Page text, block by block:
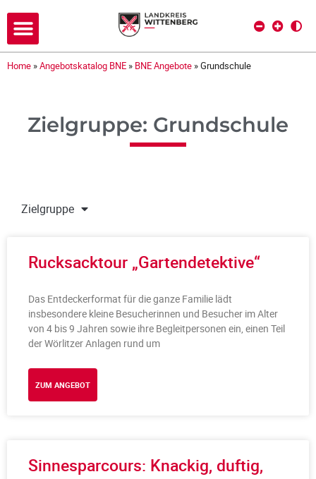
Home »Angebotskatalog BNE » BNE Angebote »Grundschule
Zielgruppe: Grundschule
Zielgruppe
Rucksacktour „Gartendetektive“
Das Entdeckerformat für die ganze Familie lädt
insbesondere kleine Besucherinnen und Besucher im Alter
von 4 bis 9 Jahren sowie ihre Begleitpersonen ein, einen Teil
der Wörlitzer Anlagen rund um
ZUM ANGEBOT
Sinnesparcours: Knackig, duftig,